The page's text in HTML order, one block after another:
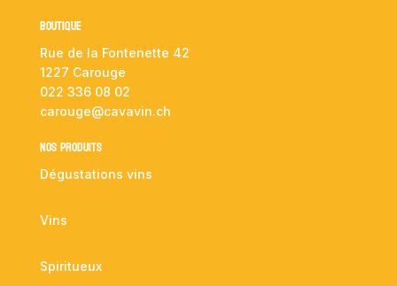
Boutique
Rue de la Fontenette 42
1227 Carouge
022 336 08 02
carouge@cavavin.ch
NOS PRODUITS
Dégustations vins
Vins
Spiritueux